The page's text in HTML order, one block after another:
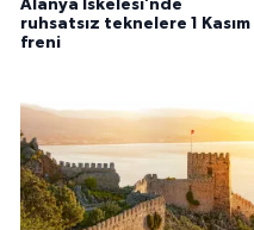
Alanya İskelesi’nde
ruhsatsız teknelere 1 Kasım
freni